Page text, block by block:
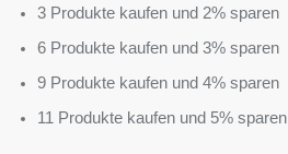
3 Produkte kaufen und 2% sparen
6 Produkte kaufen und 3% sparen
9 Produkte kaufen und 4% sparen
11 Produkte kaufen und 5% sparen